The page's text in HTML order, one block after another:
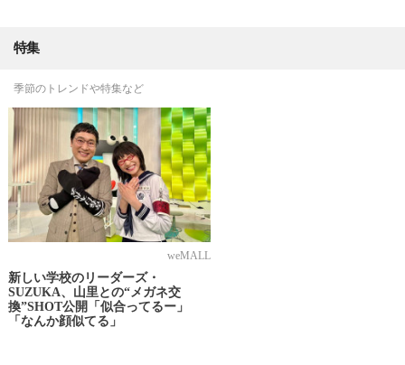
特集
季節のトレンドや特集など
weMALL
新しい学校のリーダーズ・
SUZUKA、山里との“メガネ交
換”SHOT公開「似合ってるー」
「なんか顔似てる」